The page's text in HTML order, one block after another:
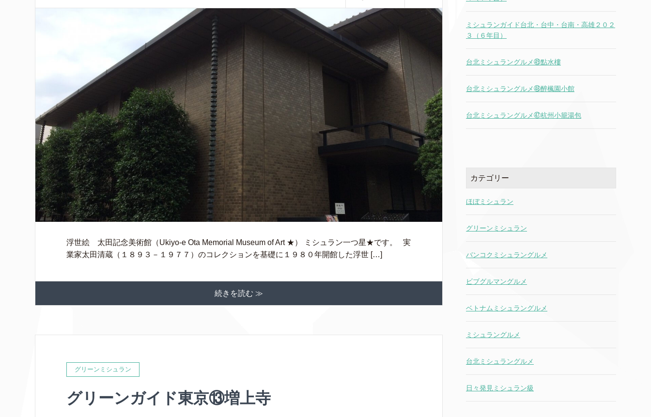
浮世絵 太田記念美術館（Ukiyo-e Ota Memorial Museum of Art ★） ミシュラン一つ星★です。 実
業家太田清蔵（１８９３－１９７７）のコレクションを基礎に１９８０年開館した浮世 […]
続きを読む ≫
グリーンミシュラン
グリーンガイド東京⑬増上寺
ミシュランガイド台北・台中・台南・高雄２０２
３（６年目）
台北ミシュラングルメ㊾點水樓
台北ミシュラングルメ㊽醉楓園小館
台北ミシュラングルメ㊼杭州小籠湯包
カテゴリー
ほぼミシュラン
グリーンミシュラン
バンコクミシュラングルメ
ビブグルマングルメ
ベトナムミシュラングルメ
ミシュラングルメ
台北ミシュラングルメ
日々発見ミシュラン級